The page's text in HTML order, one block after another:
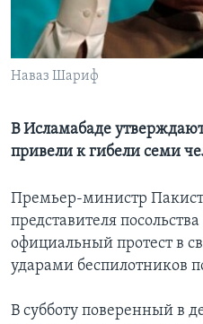
Learning English
СОЦИАЛЬНЫЕ СЕТИ
Наваз Шариф
В Исламабаде
привели к гибели семи
Премьер-министр
представителя
официальный протест в
ударами беспилотников
В субботу поверенный в